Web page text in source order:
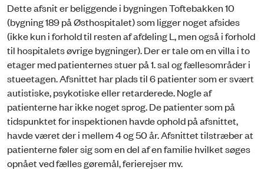
Dette afsnit er beliggende i bygningen Toftebakken 10
(bygning 189 på Østhospitalet) som ligger noget afsides
(ikke kun i forhold til resten af afdeling L, men også i forhold
til hospitalets øvrige bygninger). Der er tale om en villa i to
etager med patienternes stuer på 1. sal og fællesområder i
stueetagen. Afsnittet har plads til 6 patienter som er svært
autistiske, psykotiske eller retarderede. Nogle af
patienterne har ikke noget sprog. De patienter som på
tidspunktet for inspektionen havde ophold på afsnittet,
havde været der i mellem 4 og 50 år. Afsnittet tilstræber at
patienterne føler sig som en del af en familie hvilket søges
opnået ved fælles gøremål, ferierejser mv.